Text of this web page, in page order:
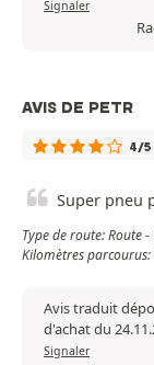
Signaler
AVIS DE PETR
4/5
Super pneu
Type de route: Route
Kilomètres
Avis traduit
d'achat du
Signaler